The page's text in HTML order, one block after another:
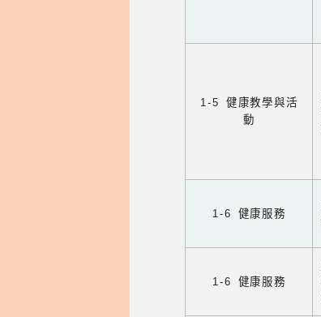
1-5 健康教學與活
動
1-6 健康服務
1-6 健康服務